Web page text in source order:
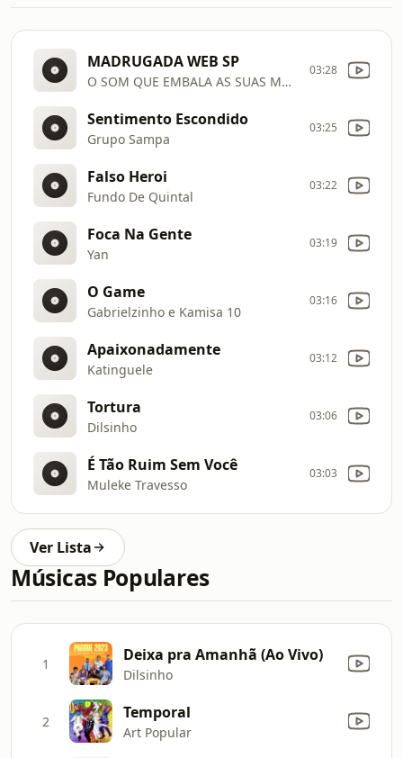
MADRUGADA WEB SP
O SOM QUE EMBALA AS SUAS MADRUGADAS
03:28
Sentimento Escondido
Grupo Sampa
03:25
Falso Heroi
Fundo De Quintal
03:22
Foca Na Gente
Yan
03:19
O Game
Gabrielzinho e Kamisa 10
03:16
Apaixonadamente
Katinguele
03:12
Tortura
Dilsinho
03:06
É Tão Ruim Sem Você
Muleke Travesso
03:03
Ver Lista
Músicas Populares
1 Deixa pra Amanhã (Ao Vivo)
Dilsinho
2 Temporal
Art Popular